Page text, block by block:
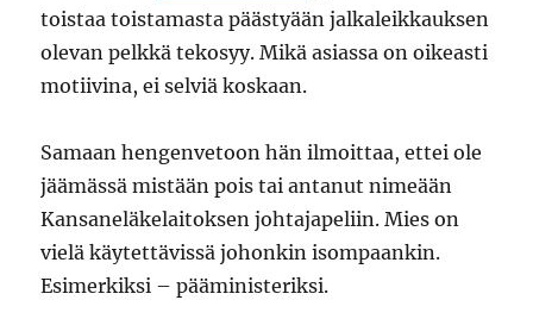
toistaa toistamasta päästyään jalkaleikkauksen
olevan pelkkä tekosyy. Mikä asiassa on oikeasti
motiivina, ei selviä koskaan.
Samaan hengenvetoon hän ilmoittaa, ettei ole
jäämässä mistään pois tai antanut nimeään
Kansaneläkelaitoksen johtajapeliin. Mies on
vielä käytettävissä johonkin isompaankin.
Esimerkiksi – pääministeriksi.